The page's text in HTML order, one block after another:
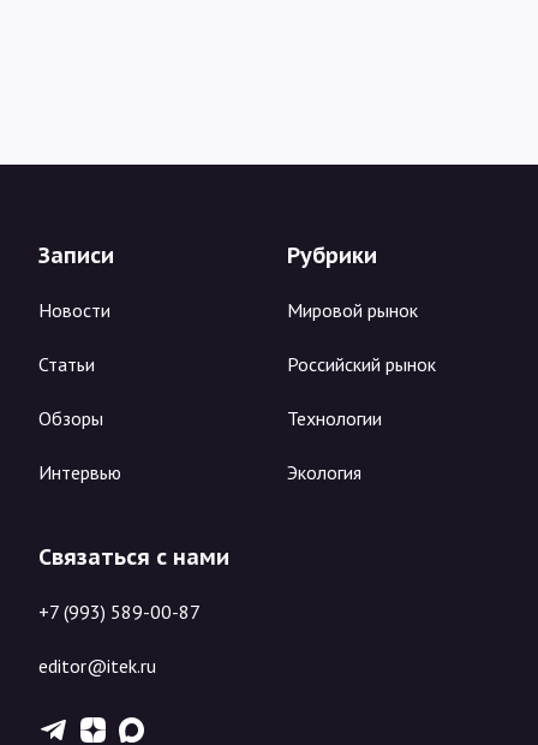
Записи
Новости
Статьи
Обзоры
Интервью
Рубрики
Мировой рынок
Российский рынок
Технологии
Экология
Связаться с нами
+7 (993) 589-00-87
editor@itek.ru
T Z X